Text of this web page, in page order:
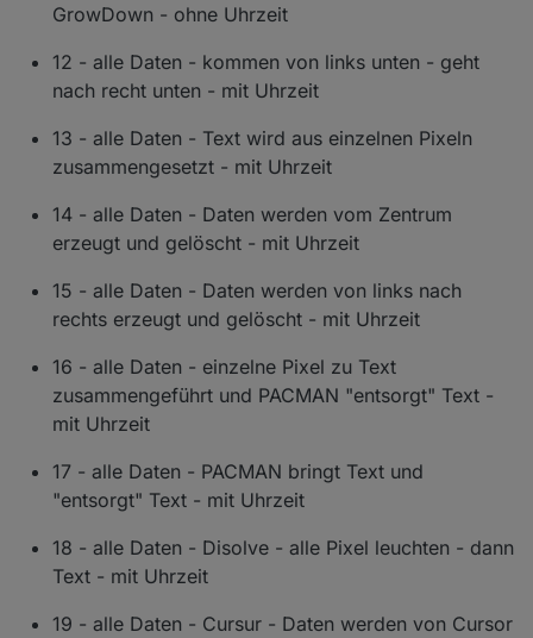
GrowDown - ohne Uhrzeit
12 - alle Daten - kommen von links unten - geht
nach recht unten - mit Uhrzeit
13 - alle Daten - Text wird aus einzelnen Pixeln
zusammengesetzt - mit Uhrzeit
14 - alle Daten - Daten werden vom Zentrum
erzeugt und gelöscht - mit Uhrzeit
15 - alle Daten - Daten werden von links nach
rechts erzeugt und gelöscht - mit Uhrzeit
16 - alle Daten - einzelne Pixel zu Text
zusammengeführt und PACMAN "entsorgt" Text -
mit Uhrzeit
17 - alle Daten - PACMAN bringt Text und
"entsorgt" Text - mit Uhrzeit
18 - alle Daten - Disolve - alle Pixel leuchten - dann
Text - mit Uhrzeit
19 - alle Daten - Cursur - Daten werden von Cursor